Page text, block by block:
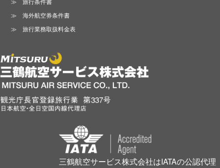
海外航空券条件書
旅行業務取扱料金表
三鶴航空サービス株式会社はIATAの公認代理